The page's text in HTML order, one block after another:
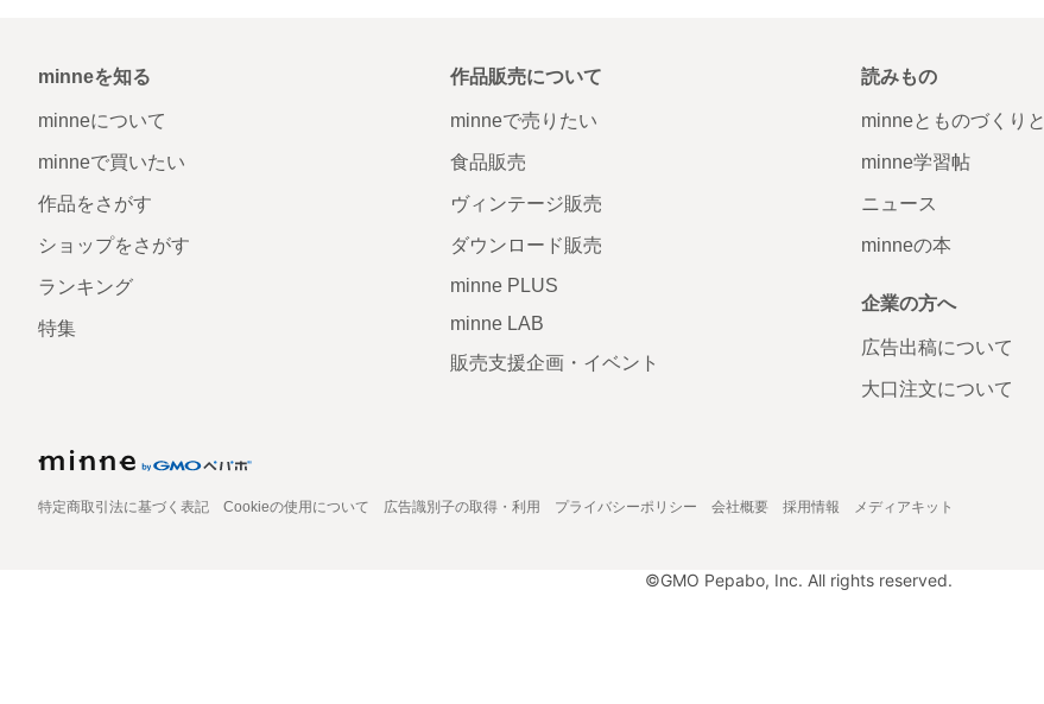
minneを知る
minneについて
minneで買いたい
作品をさがす
ショップをさがす
ランキング
特集
作品販売について
minneで売りたい
食品販売
ヴィンテージ販売
ダウンロード販売
minne PLUS
minne LAB
販売支援企画・イベント
読みもの
minneとものづくりと
minne学習帖
ニュース
minneの本
企業の方へ
広告出稿について
大口注文について
特定商取引法に基づく表記 Cookieの使用について 広告識別子の取得・利用 プライバシーポリシー 会社概要 採用情報 メディアキット
©GMO Pepabo, Inc. All rights reserved.